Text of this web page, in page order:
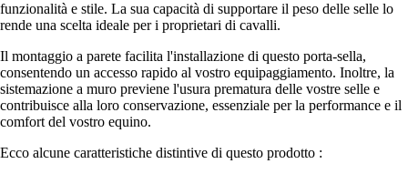
funzionalità e stile. La sua capacità di supportare il peso delle selle lo
rende una scelta ideale per i proprietari di cavalli.
Il montaggio a parete facilita l'installazione di questo porta-sella,
consentendo un accesso rapido al vostro equipaggiamento. Inoltre, la
sistemazione a muro previene l'usura prematura delle vostre selle e
contribuisce alla loro conservazione, essenziale per la performance e il
comfort del vostro equino.
Ecco alcune caratteristiche distintive di questo prodotto :